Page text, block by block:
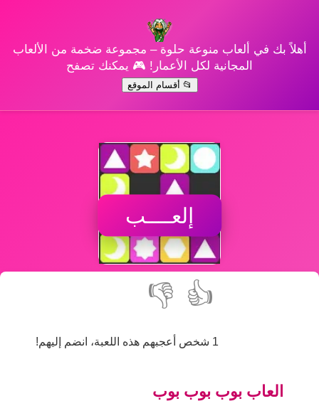
أهلاً بك في ألعاب منوعة حلوة – مجموعة ضخمة من الألعاب
المجانية لكل الأعمار! 🎮 يمكنك تصفح
📂 أقسام الموقع
إلعــــب
👍
👎
1 شخص أعجبهم هذه اللعبة، انضم إليهم!
العاب بوب بوب بوب